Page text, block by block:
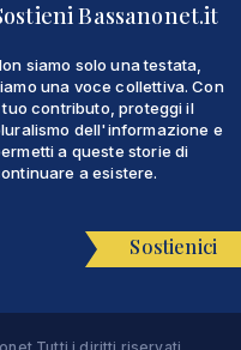
Bassanonet.it
siamo solo una testata,
una voce collettiva. Con
tuo contributo, proteggi il
dell'informazione e
a queste storie di
a esistere.
Sostienici